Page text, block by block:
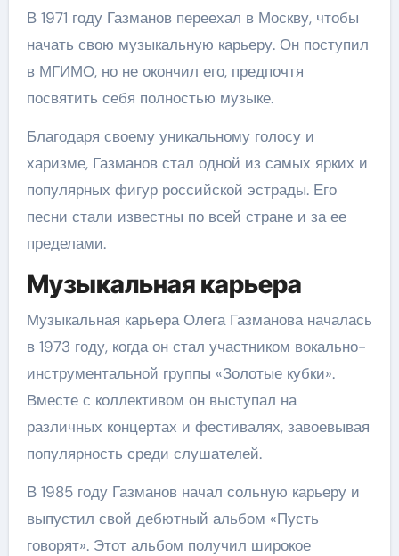
В 1971 году Газманов переехал в Москву, чтобы
начать свою музыкальную карьеру. Он поступил
в МГИМО, но не окончил его, предпочтя
посвятить себя полностью музыке.
Благодаря своему уникальному голосу и
харизме, Газманов стал одной из самых ярких и
популярных фигур российской эстрады. Его
песни стали известны по всей стране и за ее
пределами.
Музыкальная карьера
Музыкальная карьера Олега Газманова началась
в 1973 году, когда он стал участником вокально-
инструментальной группы «Золотые кубки».
Вместе с коллективом он выступал на
различных концертах и фестивалях, завоевывая
популярность среди слушателей.
В 1985 году Газманов начал сольную карьеру и
выпустил свой дебютный альбом «Пусть
говорят». Этот альбом получил широкое